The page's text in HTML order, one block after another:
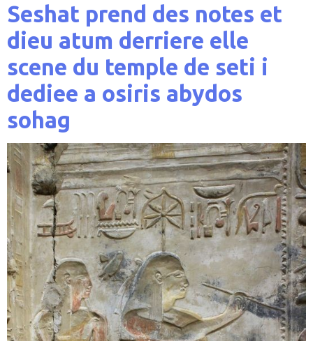
Seshat prend des notes et
dieu atum derriere elle
scene du temple de seti i
dediee a osiris abydos
sohag